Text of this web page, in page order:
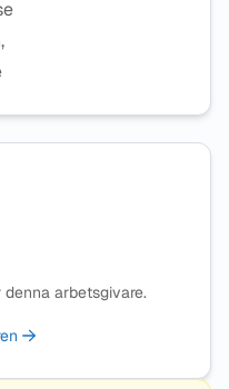
arbetsgivare.